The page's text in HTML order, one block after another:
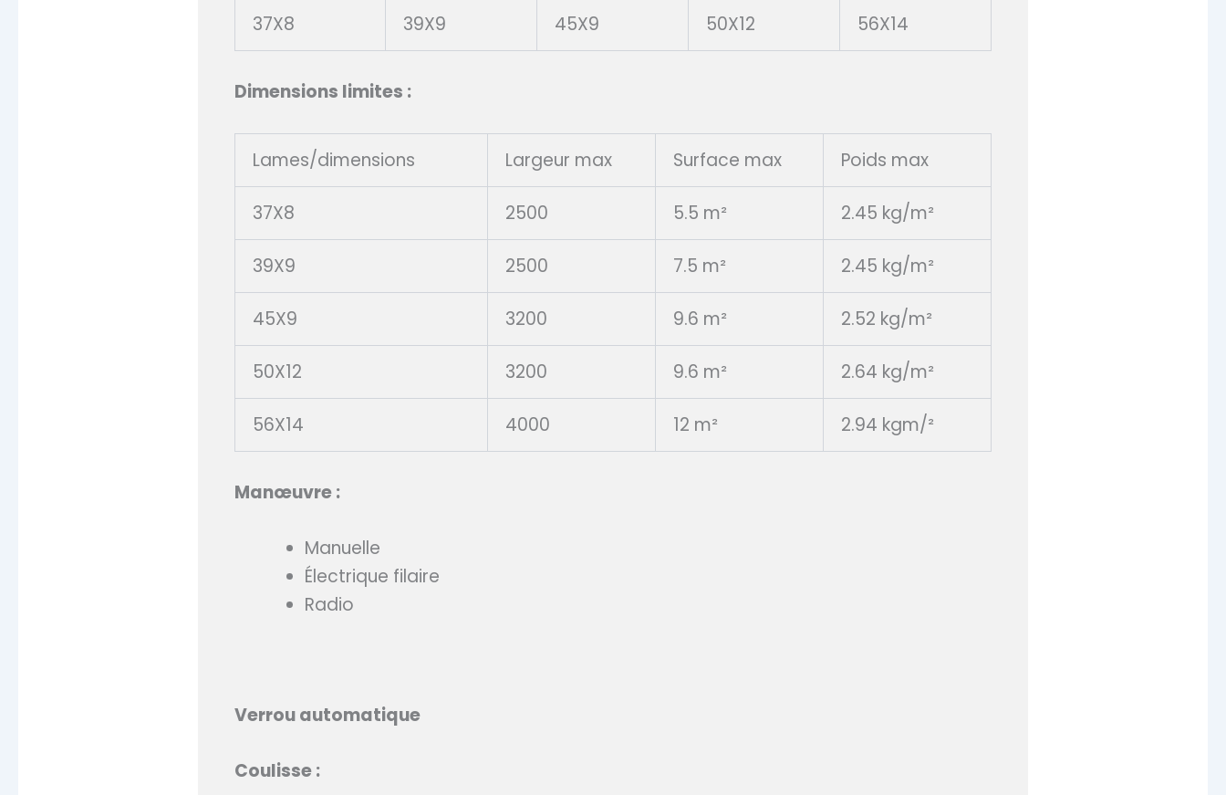
37X8 39X9 45X9 50X12 56X14
Dimensions limites :
Lames/dimensions Largeur max Surface max Poids max
37X8 2500 5.5 m² 2.45 kg/m²
39X9 2500 7.5 m² 2.45 kg/m²
45X9 3200 9.6 m² 2.52 kg/m²
50X12 3200 9.6 m² 2.64 kg/m²
56X14 4000 12 m² 2.94 kgm/²
Manœuvre :
Manuelle
Électrique filaire
Radio
Verrou automatique
Coulisse :